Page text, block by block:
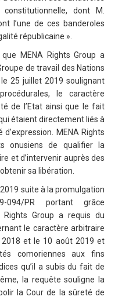
dont M.
l’une de ces banderoles
républicaine ».
MENA Rights Group a
de travail des Nations
25 juillet 2019 soulignant
le caractère
de l’Etat ainsi que le fait
étaient directement liés à
MENA Rights
onusiens de qualifier la
et d’intervenir auprès des
sa libération.
suite à la promulgation
094/PR portant grâce
Rights Group a requis du
le caractère arbitraire
et le 10 août 2019 et
comoriennes aux fins
qu’il a subis du fait de
la requête souligne la
la Cour de la sûreté de